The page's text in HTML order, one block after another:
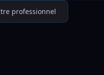
professionnel